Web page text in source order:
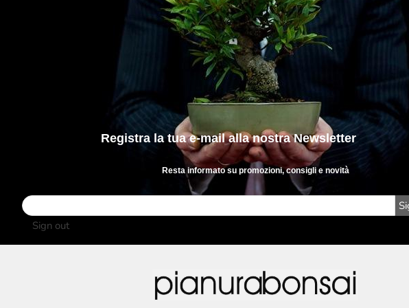
Registra la tua e-mailalla nostra Newsletter
Resta informato su promozioni, consigli e novità
Sign out